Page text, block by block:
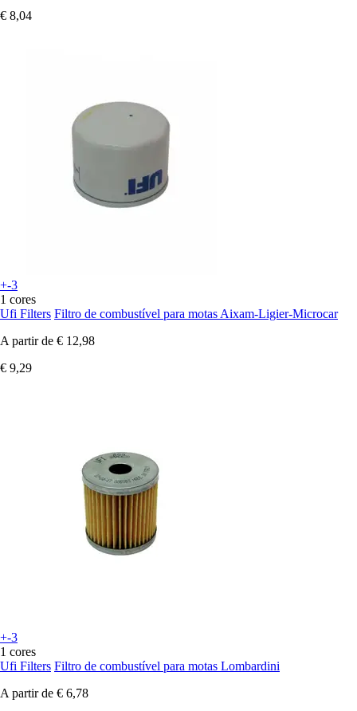
€ 8,04
+-3
1 cores
Ufi Filters Filtro de combustível para motas Aixam-Ligier-Microcar
A partir de € 12,98
€ 9,29
+-3
1 cores
Ufi Filters Filtro de combustível para motas Lombardini
A partir de € 6,78